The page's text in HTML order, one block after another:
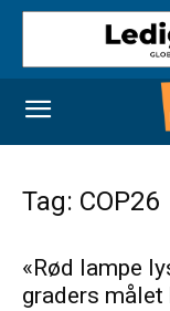
Tag: COP26
«Rød lampe
graders målet